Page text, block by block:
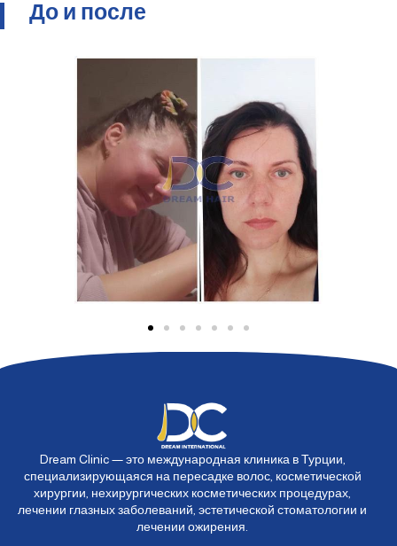
До и после
Dream Clinic — это международная клиника в Турции,
специализирующаяся на пересадке волос, косметической
хирургии, нехирургических косметических процедурах,
лечении глазных заболеваний, эстетической стоматологии и
лечении ожирения.